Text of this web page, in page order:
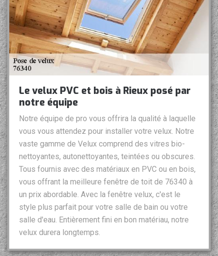
Le velux PVC et bois à Rieux posé par
notre équipe
Notre équipe de pro vous offrira la qualité à laquelle
vous vous attendez pour installer votre velux. Notre
vaste gamme de Velux comprend des vitres bio-
nettoyantes, autonettoyantes, teintées ou obscures.
Tous fournis avec des matériaux en PVC ou en bois,
vous offrant la meilleure fenêtre de toit de 76340 à
un prix abordable. Avec la fenêtre velux, c'est le
style plus parfait pour votre salle de bain ou votre
salle d'eau. Entièrement fini en bon matériau, notre
velux durera longtemps.